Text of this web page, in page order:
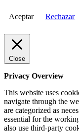
Aceptar Rechazar
Close
Privacy Overview
This website uses
navigate through the
are categorized as
essential for the
also use third-party